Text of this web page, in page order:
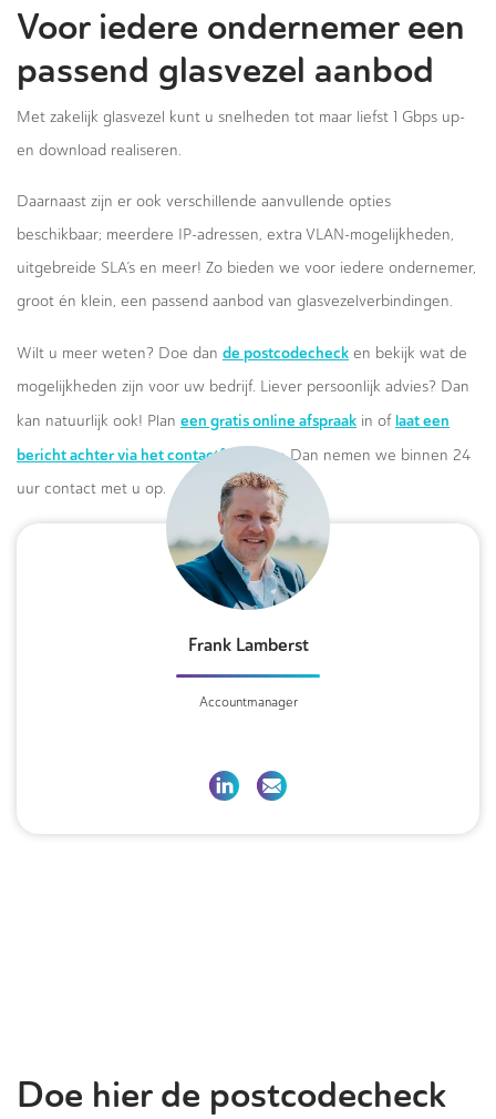
Voor iedere ondernemer een
passend glasvezel aanbod
Met zakelijk glasvezel kunt u snelheden tot maar liefst 1 Gbps up-
en download realiseren.
Daarnaast zijn er ook verschillende aanvullende opties
beschikbaar; meerdere IP-adressen, extra VLAN-mogelijkheden,
uitgebreide SLA’s en meer! Zo bieden we voor iedere ondernemer,
groot én klein, een passend aanbod van glasvezelverbindingen.
Wilt u meer weten? Doe dan de postcodecheck en bekijk wat de
mogelijkheden zijn voor uw bedrijf. Liever persoonlijk advies? Dan
kan natuurlijk ook! Plan een gratis online afspraak in of laat een
bericht achter via het contactformulier.Dan nemen we binnen 24
uur contact met u op.
Frank Lamberst
Accountmanager
Doe hier de postcodecheck